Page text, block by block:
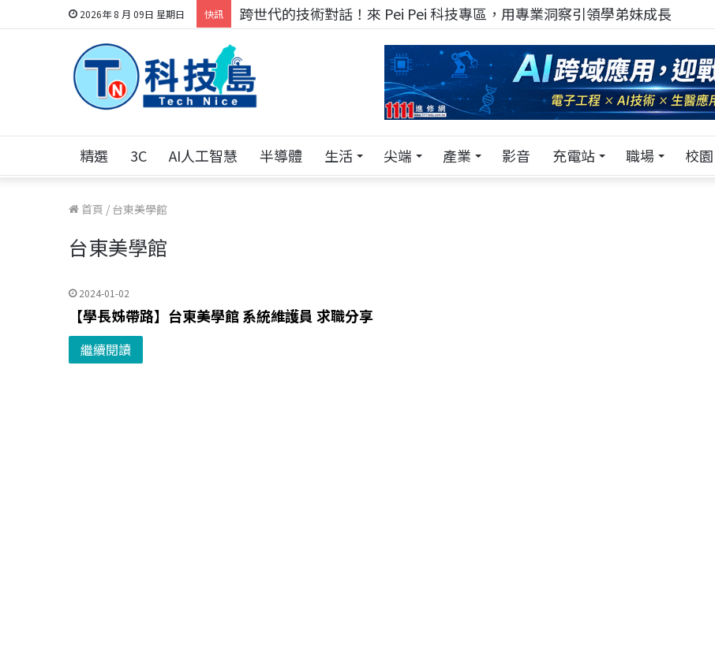
2026年 8 月 09日 星期日 快訊 跨世代的技術對話！來 Pei Pei 科技專區，用專業洞察引領學弟妹成長
精選 3C AI人工智慧 半導體 生活 尖端 產業 影音 充電站 職場 校園
首頁 / 台東美學館
台東美學館
2024-01-02
【學長姊帶路】台東美學館 系統維護員 求職分享
繼續閱讀